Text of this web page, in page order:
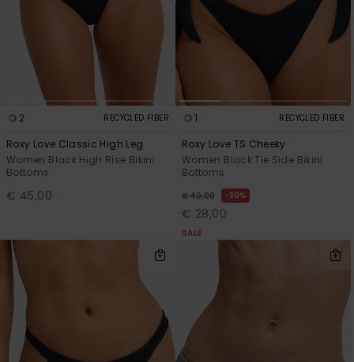
2 RECYCLED FIBER
Roxy Love Classic High Leg
Women Black High Rise Bikini
Bottoms
€ 45,00
1 RECYCLED FIBER
Roxy Love TS Cheeky
Women Black Tie Side Bikini
Bottoms
€ 40,00 30%
€ 28,00
SALE